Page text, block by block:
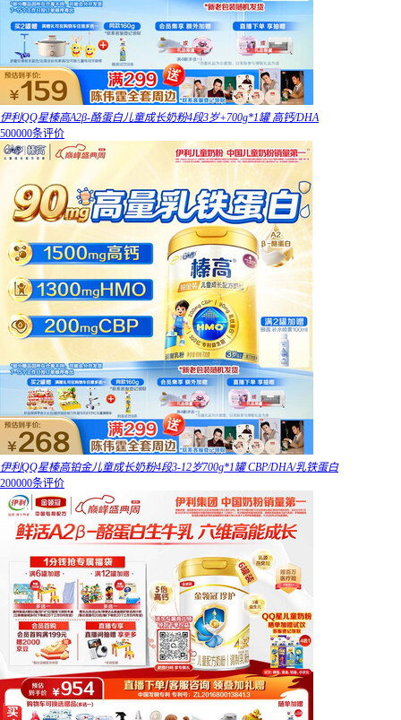
伊利QQ星榛高A2β-酪蛋白儿童成长奶粉4段3岁+700g*1罐 高钙/DHA
500000条评价
伊利QQ星榛高铂金儿童成长奶粉4段3-12岁700g*1罐 CBP/DHA/乳铁蛋白
200000条评价